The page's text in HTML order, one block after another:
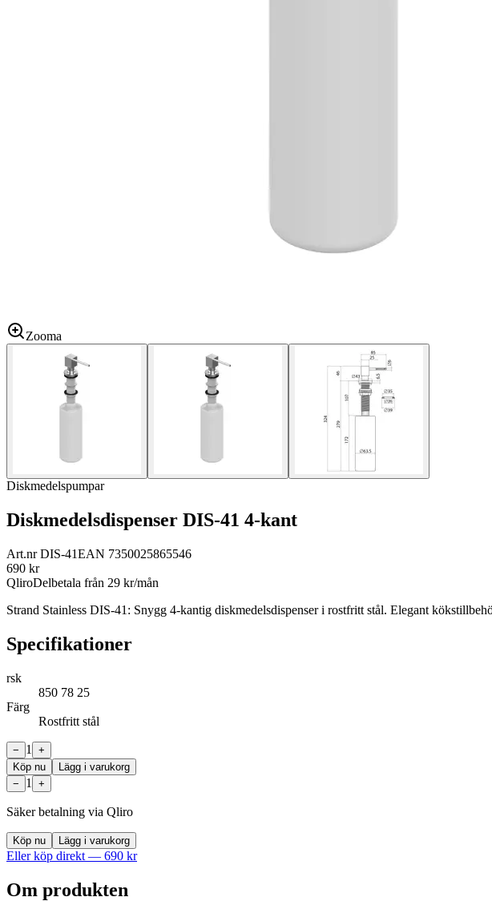
Zooma
Diskmedelspumpar
Diskmedelsdispenser DIS-41 4-kant
Art.nrDIS-41EAN 7350025865546
690 kr
QliroDelbetala från 29 kr/mån
Strand Stainless DIS-41: Snygg 4-kantig diskmedelsdispenser i rostfritt stål. Elegant
Specifikationer
rsk
850 78 25
Färg
Rostfritt stål
− 1
+
Köp nu
Lägg i varukorg
−
1 +
Säker betalning via Qliro
Köp nu Lägg i varukorg
Eller köp direkt — 690 kr
Om produkten